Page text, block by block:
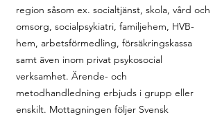
region såsom ex. socialtjänst, skola, vård och
omsorg, socialpsykiatri, familjehem, HVB-
hem, arbetsförmedling, försäkringskassa
samt även inom privat psykosocial
verksamhet. Ärende- och
metodhandledning erbjuds i grupp eller
enskilt. Mottagningen följer Svensk